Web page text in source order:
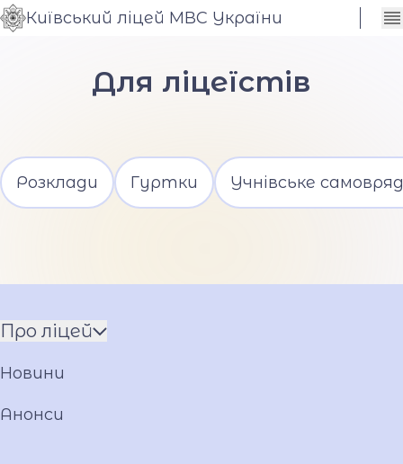
Контраст
Сховати
Київський ліцей МВС України
Для ліцеїстів
Розклади Гуртки Учнівське
Про ліцей
Установчі документи
Новини
Анонси